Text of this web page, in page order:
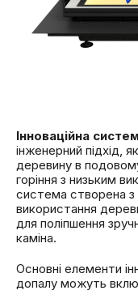
Інноваційна
інженерний підхід,
деревину в
горіння з низьким
система створена
використання
для поліпшення
каміна.
Основні елементи
допалу можуть